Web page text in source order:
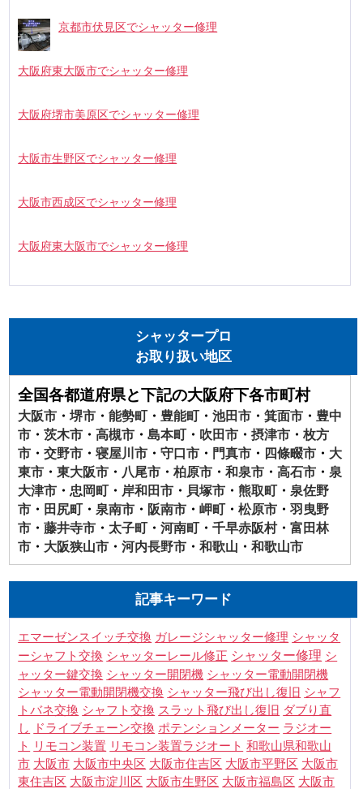
京都市伏見区でシャッター修理
大阪府東大阪市でシャッター修理
大阪府堺市美原区でシャッター修理
大阪市生野区でシャッター修理
大阪市西成区でシャッター修理
大阪府東大阪市でシャッター修理
シャッタープロ
お取り扱い地区
全国各都道府県と下記の大阪府下各市町村
大阪市 ・堺市 ・能勢町 ・ 豊能町 ・池田市 ・箕面市 ・ 豊中
市 ・茨木市 ・高槻市 ・島本町 ・ 吹田市 ・摂津市 ・枚方
市 ・交野市 ・寝屋川市 ・守口市 ・ 門真市 ・ 四條畷市 ・ 大
東市 ・東大阪市 ・ 八尾市 ・柏原市 ・和泉市 ・高石市 ・ 泉
大津市 ・ 忠岡町 ・ 岸和田市 ・ 貝塚市 ・熊取町 ・ 泉佐野
市 ・ 田尻町 ・ 泉南市 ・ 阪南市 ・岬町 ・松原市 ・羽曳野
市 ・藤井寺市 ・ 太子町 ・河南町 ・千早赤阪村・富田林
市 ・ 大阪狭山市 ・河内長野市 ・和歌山 ・和歌山市
記事キーワード
エマーゼンスイッチ交換 ガレージシャッター修理 シャッタ
ーシャフト交換 シャッターレール修正 シャッター修理 シ
ャッター鍵交換 シャッター開閉機 シャッター電動開閉機
シャッター電動開閉機交換 シャッター飛び出し復旧 シャフ
トバネ交換 シャフト交換 スラット飛び出し復旧 ダブり直
し
ドライブチェーン交換 ポテンションメーター ラジオー
ト
リモコン装置 リモコン装置ラジオート 和歌山県和歌山
市 大阪市 大阪市中央区 大阪市住吉区 大阪市平野区 大阪市
東住吉区 大阪市淀川区 大阪市生野区 大阪市福島区 大阪市